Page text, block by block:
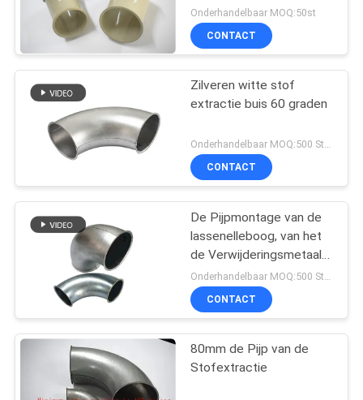
in Stof Chemische
Architectuur
Onderhandelbaar MOQ:50st
CONTACT
Zilveren witte stof
extractie buis 60 graden
Onderhandelbaar MOQ:500 Stuk
CONTACT
De Pijpmontage van de
lassenelleboog, van het
de Verwijderingsmetaal
van het de Industriestof
de Pijp van de het
Stofinzameling
Onderhandelbaar MOQ:500 Stuk
CONTACT
80mm de Pijp van de
Stofextractie